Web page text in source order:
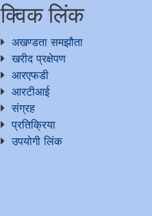
क्विक लिंक
अखण्डता समझौता
खरीद प्रक्षेपण
आरएफडी
आरटीआई
संग्रह
प्रतिक्रिया
उपयोगी लिंक